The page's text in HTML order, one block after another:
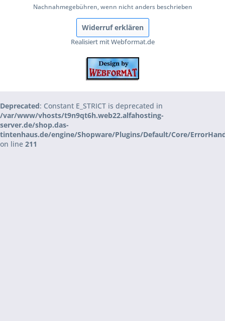
Nachnahmegebühren, wenn nicht anders beschrieben
Widerruf erklären
Realisiert mit Webformat.de
Deprecated: Constant E_STRICT is deprecated in
/var/www/vhosts/t9n9qt6h.web22.alfahosting-
server.de/shop.das-
tintenhaus.de/engine/Shopware/Plugins/Default/Core/
on line 211